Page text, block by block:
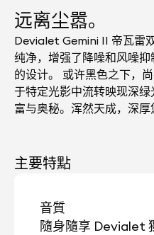
远离尘嚣。
Devialet Gemini II 帝瓦雷
纯净，增强了降噪和风噪
的设计。 或许黑色之下，
于特定光影中流转映现深
富与奥秘。浑然天成，深厚
主要特點
音質
隨身隨享 Devialet